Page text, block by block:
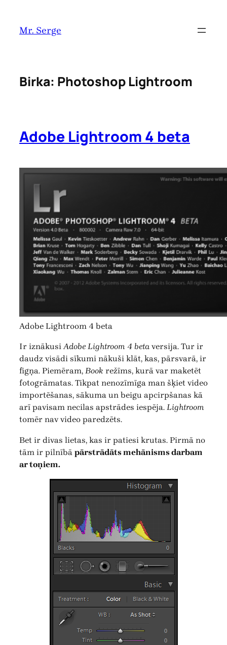
saturu
Mr. Serge
Birka: Photoshop Lightroom
Adobe Lightroom 4 beta
Adobe Lightroom 4 beta
Ir iznākusiAdobe Lightroom 4 beta versija. Tur ir
daudz visādi sīkumi nākuši klāt, kas, pārsvarā, ir
figņa. Piemēram, Book režīms, kurā var maketēt
fotogrāmatas. Tikpat nenozīmīga man šķiet video
importēšanas, sākuma un beigu apcirpšanas kā
arī pavisam necilas apstrādes iespēja. Lightroom
tomēr nav video paredzēts.
Bet ir divas lietas, kas ir patiesi krutas. Pirmā no
tām ir pilnībā pārstrādāts mehānisms darbam
ar toņiem.